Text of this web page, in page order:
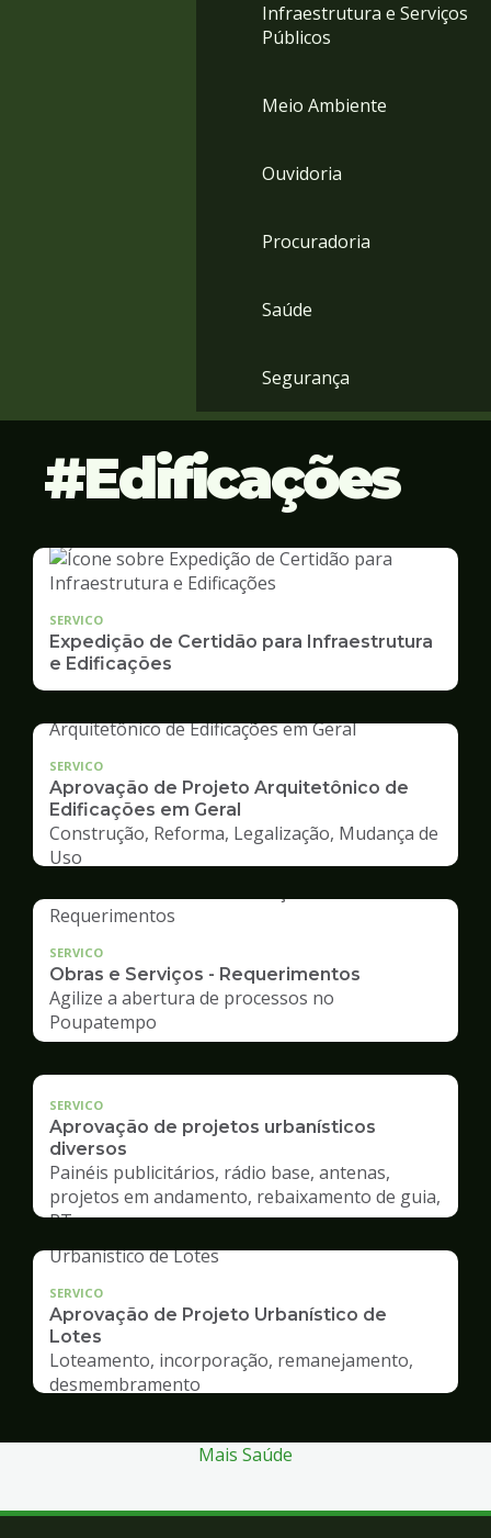
Infraestrutura e Serviços
Públicos
Meio Ambiente
Ouvidoria
Procuradoria
Saúde
Segurança
Edificações
SERVICO
Expedição de Certidão para Infraestrutura
e Edificações
SERVICO
Aprovação de Projeto Arquitetônico de
Edificações em Geral
Construção, Reforma, Legalização, Mudança de
Uso
SERVICO
Obras e Serviços - Requerimentos
Agilize a abertura de processos no
Poupatempo
SERVICO
Aprovação de projetos urbanísticos
diversos
Painéis publicitários, rádio base, antenas,
projetos em andamento, rebaixamento de guia,
RT
SERVICO
Aprovação de Projeto Urbanístico de
Lotes
Loteamento, incorporação, remanejamento,
desmembramento
Mais Saúde